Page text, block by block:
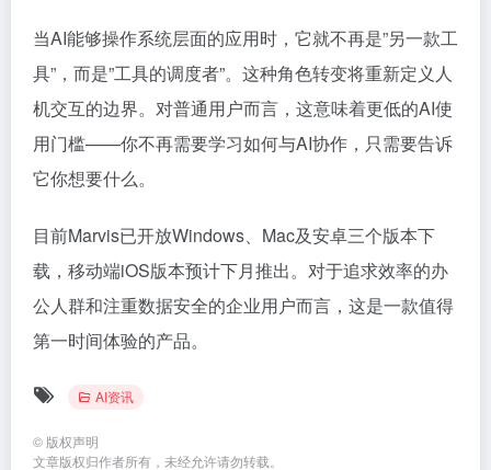
当AI能够操作系统层面的应用时，它就不再是”另一款工
具”，而是”工具的调度者”。这种角色转变将重新定义人
机交互的边界。对普通用户而言，这意味着更低的AI使
用门槛——你不再需要学习如何与AI协作，只需要告诉
它你想要什么。
目前Marvis已开放Windows、Mac及安卓三个版本下
载，移动端iOS版本预计下月推出。对于追求效率的办
公人群和注重数据安全的企业用户而言，这是一款值得
第一时间体验的产品。
AI资讯
© 版权声明
文章版权归作者所有，未经允许请勿转载。